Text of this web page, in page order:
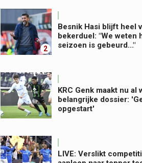
2
Besnik Hasi blijft heel
bekerduel: "We weten
seizoen is gebeurd..."
KRC Genk maakt nu al
belangrijke dossier:
opgestart'
LIVE: Verslikt